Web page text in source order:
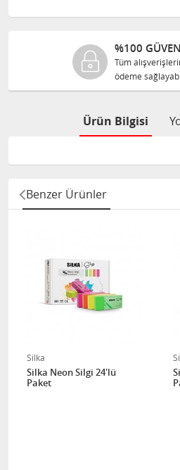
%100
Tüm
ödeme
Ürün Bilgisi
Benzer Ürünler
Silka
Silka Neon Silgi 24'lü
Paket